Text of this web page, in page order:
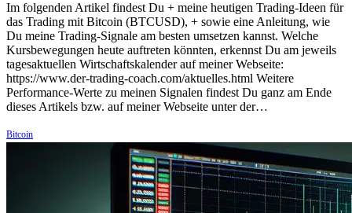
Im folgenden Artikel findest Du + meine heutigen Trading-Ideen für
das Trading mit Bitcoin (BTCUSD), + sowie eine Anleitung, wie
Du meine Trading-Signale am besten umsetzen kannst. Welche
Kursbewegungen heute auftreten könnten, erkennst Du am jeweils
tagesaktuellen Wirtschaftskalender auf meiner Webseite:
https://www.der-trading-coach.com/aktuelles.html Weitere
Performance-Werte zu meinen Signalen findest Du ganz am Ende
dieses Artikels bzw. auf meiner Webseite unter der…
Bitcoin